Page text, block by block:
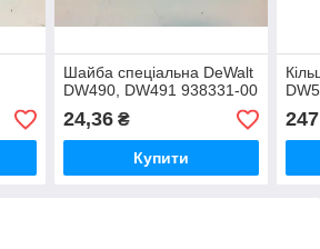
Шайба спеціальна DeWalt
DW490, DW491 938331-00
24,36₴
Купити